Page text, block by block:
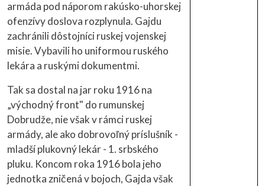
armáda pod náporom rakúsko-uhorskej
ofenzívy doslova rozplynula. Gajdu
zachránili dôstojníci ruskej vojenskej
misie. Vybavili ho uniformou ruského
lekára a ruskými dokumentmi.
Tak sa dostal na jar roku 1916 na
„východný front" do rumunskej
Dobrudže, nie však v rámci ruskej
armády, ale ako dobrovoľný príslušník -
mladší plukovný lekár - 1. srbského
pluku. Koncom roka 1916 bola jeho
jednotka zničená v bojoch, Gajda však